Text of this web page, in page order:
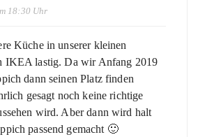
18:30 Uhr
Küche in unserer kleinen
IKEA lastig. Da wir Anfang 2019
dann seinen Platz finden
gesagt noch keine richtige
wird. Aber dann wird halt
passend gemacht 🙂